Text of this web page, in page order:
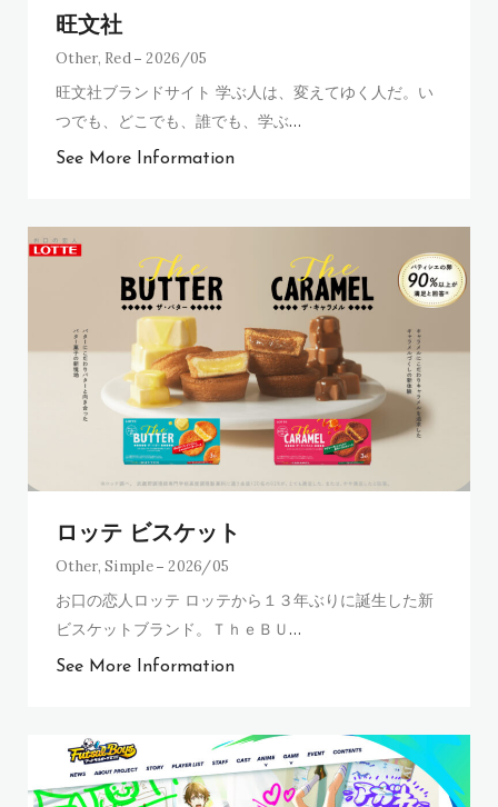
旺文社
Other, Red 2026/05
旺文社ブランドサイト 学ぶ人は、変えてゆく人だ。い
つでも、どこでも、誰でも、学ぶ…
See More Information
ロッテ ビスケット
Other,Simple 2026/05
お口の恋人ロッテ ロッテから１３年ぶりに誕生した新
ビスケットブランド。ＴｈｅＢＵ …
See More Information